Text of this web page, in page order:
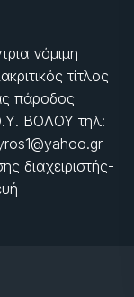
νόμιμη
τίτλος
πάροδος
ΒΟΛΟΥ τηλ:
διαχειριστής-